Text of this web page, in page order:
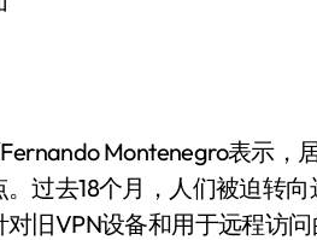
Montenegro表示
过去18个月，人们被迫转
旧VPN设备和用于远程访